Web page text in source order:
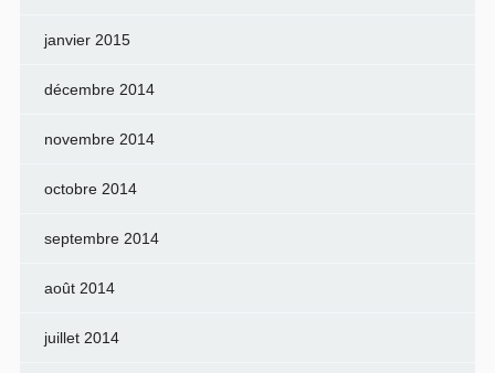
janvier 2015
décembre 2014
novembre 2014
octobre 2014
septembre 2014
août 2014
juillet 2014